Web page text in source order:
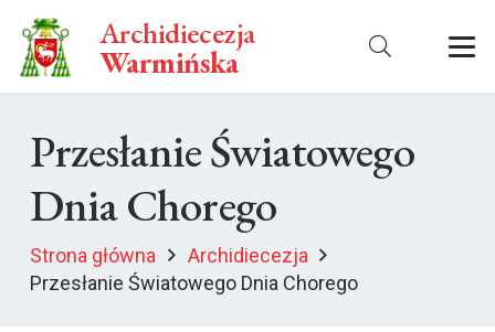
Archidiecezja
Warmińska
Przesłanie Światowego
Dnia Chorego
Strona główna
Archidiecezja
Przesłanie Światowego Dnia Chorego